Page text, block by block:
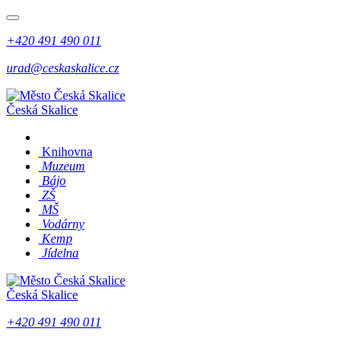
+420 491 490 011
urad@ceskaskalice.cz
Česká Skalice
Knihovna
Muzeum
Bájo
ZŠ
MŠ
Vodárny
Kemp
Jídelna
Česká Skalice
+420 491 490 011